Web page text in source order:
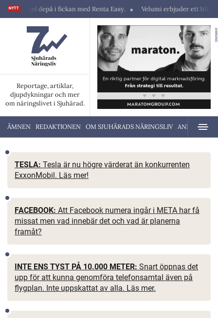
med Renta Easy. Velumi erbjuder ett blixtsnabbt, pålitligt &
Reportage, artiklar,
djupdykningar och mer
om näringslivet i Sjuhärad.
ANNONS
ÄMNEN REDAKTIONEN OM SJUHÄRADS NÄRINGSLIV ANNONSERA
TESLA: Tesla är nu högre värderat än konkurrenten
ExxonMobil. Läs mer!
FACEBOOK: Att Facebook numera ingår i META har få
missat men vad innebär det och vad är planerna
framåt?
INTE ENS TYST PÅ 10.000 METER: Snart öppnas det
upp för att kunna genomföra telefonsamtal även på
flygplan. Inte uppskattat av alla. Läs mer.